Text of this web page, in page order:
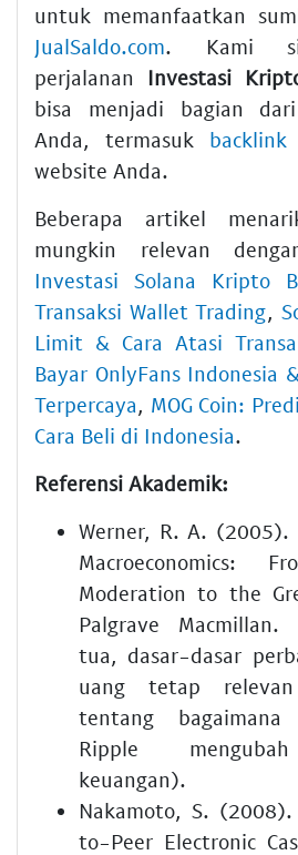
untuk memanfaatkan
JualSaldo.com. Kami
perjalanan Investasi
bisa menjadi bagian
Anda, termasuk
website Anda.
Beberapa artikel
mungkin relevan
Investasi Solana Kripto
Transaksi Wallet Trading,
Limit & Cara Atasi
Bayar OnlyFans Indonesia
Terpercaya, MOG Coin:
Cara Beli di Indonesia.
Referensi Akademik:
Werner, R. A. (2005).
Macroeconomics:
Moderation to the
Palgrave
tua, dasar-dasar
uang tetap
tentang
Ripple
keuangan).
Nakamoto, S.
to-Peer Electronic